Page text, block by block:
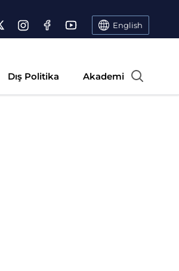
English
Dış Politika Akademi